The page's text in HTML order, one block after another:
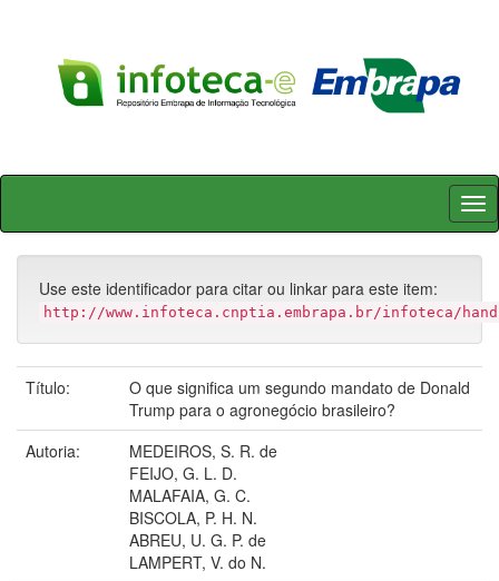
Skip
Use este identificador para citar ou linkar para este item:
http://www.infoteca.cnptia.embrapa.br/infoteca/
Título:
O que significa um segundo mandato de Donald
Trump para o agronegócio brasileiro?
Autoria:
MEDEIROS, S. R. de
FEIJO, G. L. D.
MALAFAIA, G. C.
BISCOLA, P. H. N.
ABREU, U. G. P. de
LAMPERT, V. do N.